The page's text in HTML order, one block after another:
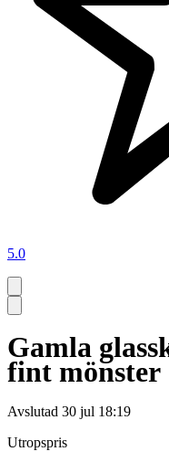
5.0
Gamla
fint mönster
Avslutad 30 jul 18:19
Utropspris